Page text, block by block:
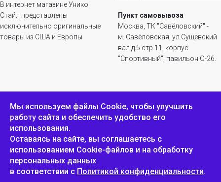
В интернет магазине Унико
Стайл представлены
исключительно оригинальные
товары из США и Европы
Пункт самовывоза
Москва, ТК "Савёловский" -
м. Савёловская, ул.Сущевский
вал д.5 стр.11, корпус
"Спортивный", павильон О-26.
ИНФОРМАЦИЯ
Положение о
конфиденциальности и
защите персональных
данных
ОБРАТНАЯ СВЯЗЬ
Пожаловаться
Мы используем файлы Сookie, чтобы улучшить
работу сайта и обеспечить удобство его
использования.
Оставаясь на сайте, вы соглашаетесь с
использованием Cookie-файлов и на обработку
персональных данных
в соответствии с Политикой конфиденциальности.